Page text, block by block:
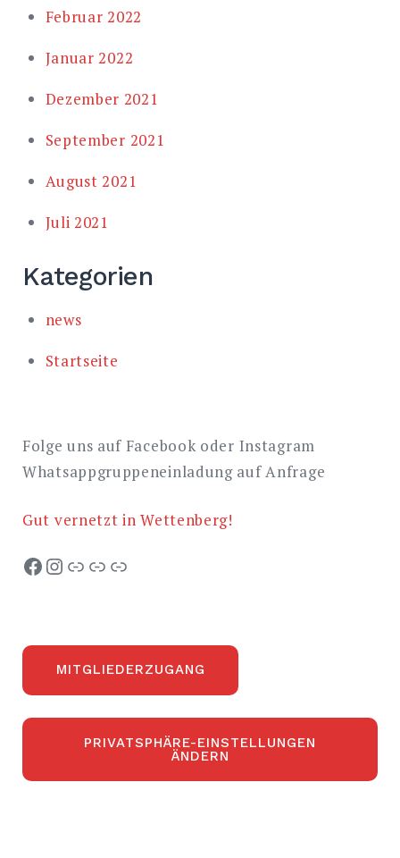
Februar 2022
Januar 2022
Dezember 2021
September 2021
August 2021
Juli 2021
Kategorien
news
Startseite
Folge uns auf Facebook oder Instagram
Whatsappgruppeneinladung auf Anfrage
Gut vernetzt in Wettenberg!
Facebook
Instagram
TSV Launsbach
TSV Krofdorf
SG Wissmar
MITGLIEDERZUGANG
PRIVATSPHÄRE-EINSTELLUNGEN
ÄNDERN